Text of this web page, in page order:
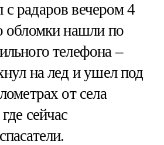
с радаров вечером 4
обломки нашли по
телефона –
на лед и ушел под
от села
сейчас